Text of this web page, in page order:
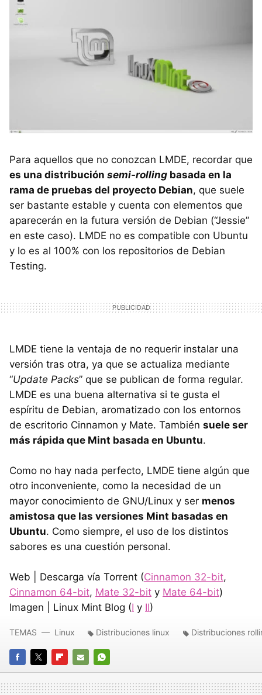
Para aquellos que no conozcan LMDE, recordar que
es una distribución semi-rolling basada en la
rama de pruebas del proyecto Debian, que suele
ser bastante estable y cuenta con elementos que
aparecerán en la futura versión de Debian (“Jessie”
en este caso). LMDE no es compatible con Ubuntu
y lo es al 100% con los repositorios de Debian
Testing.
LMDE tiene la ventaja de no requerir instalar una
versión tras otra, ya que se actualiza mediante
“Update Packs” que se publican de forma regular.
LMDE es una buena alternativa si te gusta el
espíritu de Debian, aromatizado con los entornos
de escritorio Cinnamon y Mate. También suele ser
más rápida que Mint basada en Ubuntu.
Como no hay nada perfecto, LMDE tiene algún que
otro inconveniente, como la necesidad de un
mayor conocimiento de GNU/Linux y ser menos
amistosa que las versiones Mint basadas en
Ubuntu. Como siempre, el uso de los distintos
sabores es una cuestión personal.
Web | Descarga vía Torrent (Cinnamon 32-bit,
Cinnamon 64-bit, Mate 32-bit y Mate 64-bit)
Imagen | Linux Mint Blog (I y II)
FACEBOOK
TWITTERFLIPBOARD
E-
MAIL
WHATSAPP
TEMAS Linux Distribuciones linux Distribuciones